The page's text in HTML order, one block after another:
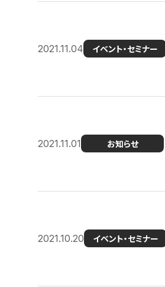
2021.11.04 イベント・セミナー
2021.11.01 お知らせ
2021.10.20 イベント・セミナー